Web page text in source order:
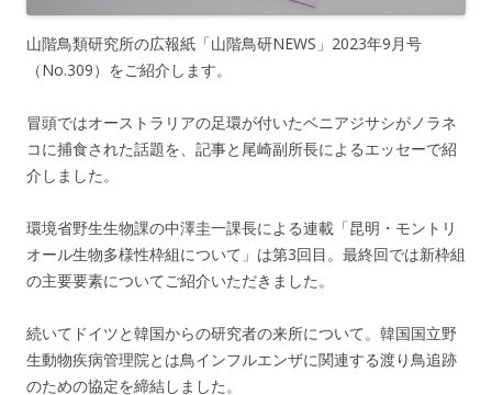
山階鳥類研究所の広報紙「山階鳥研NEWS」2023年9月号
（No.309）をご紹介します。
冒頭ではオーストラリアの足環が付いたベニアジサシがノラネ
コに捕食された話題を、記事と尾崎副所長によるエッセーで紹
介しました。
環境省野生生物課の中澤圭一課長による連載「昆明・モントリ
オール生物多様性枠組について」は第3回目。最終回では新枠組
の主要要素についてご紹介いただきました。
続いてドイツと韓国からの研究者の来所について。韓国国立野
生動物疾病管理院とは鳥インフルエンザに関連する渡り鳥追跡
のための協定を締結しました。